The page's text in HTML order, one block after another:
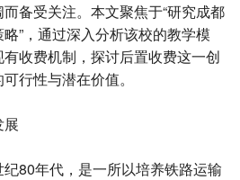
备受关注。本文聚焦于“研究成都
”，通过深入分析该校的教学模
收费机制，探讨后置收费这一创
行性与潜在价值。
展
80年代，是一所以培养铁路运输